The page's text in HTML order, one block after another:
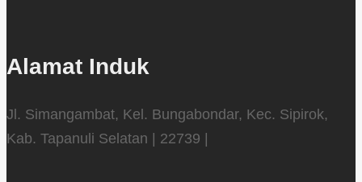
Alamat Induk
Jl. Simangambat, Kel. Bungabondar, Kec. Sipirok,
Kab. Tapanuli Selatan | 22739 |